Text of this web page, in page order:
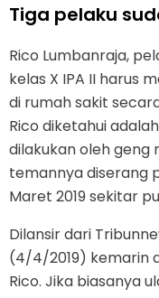
Tiga pelaku
Rico Lumbanraja,
kelas X IPA II harus
di rumah sakit
Rico diketahui
dilakukan oleh geng
temannya diserang
Maret 2019 sekitar
Dilansir dari
(4/4/2019) kemarin
Rico. Jika biasanya